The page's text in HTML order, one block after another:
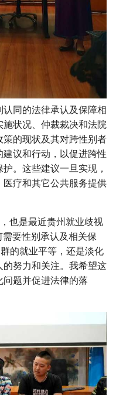
同的法律承认及保障相
状况、仲裁裁决和法院
的现状及其对跨性别者
议和行动，以促进跨性
。这些建议一旦实现，
疗和其它公共服务提供
也是最近贵州就业歧视
需要性别承认及相关保
的就业平等，还是淡化
努力和关注。我希望这
题并促进法律的落